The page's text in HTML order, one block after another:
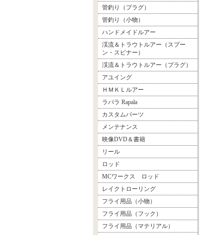
管釣り（プラグ）
管釣り（小物）
ハンドメイドルアー
渓流＆トラウトルアー（スプー
ン・スピナー）
渓流＆トラウトルアー（プラグ）
アユイング
ＨＭＫＬルアー
ラパラ Rapala
カスタムパーツ
メンテナンス
映像DVD＆書籍
リール
ロッド
MCワークス ロッド
レイクトローリング
フライ用品（小物）
フライ用品（フック）
フライ用品（マテリアル）